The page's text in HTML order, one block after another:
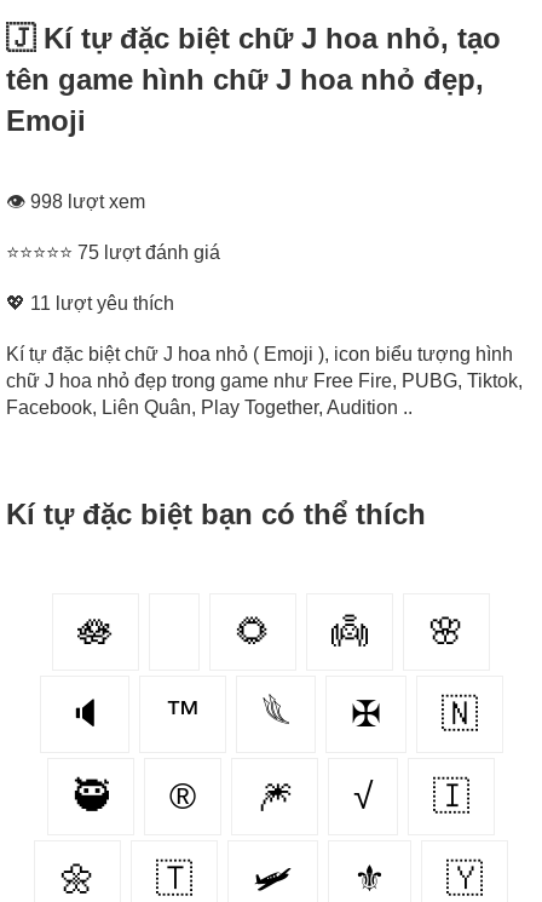
🇯‌ Kí tự đặc biệt chữ J hoa nhỏ, tạo
tên game hình chữ J hoa nhỏ đẹp,
Emoji
👁 998 lượt xem
⭐⭐⭐⭐⭐ 75 lượt đánh giá
💖 11 lượt yêu thích
Kí tự đặc biệt chữ J hoa nhỏ ( Emoji ), icon biểu tượng hình
chữ J hoa nhỏ đẹp trong game như Free Fire, PUBG, Tiktok,
Facebook, Liên Quân, Play Together, Audition ..
Kí tự đặc biệt bạn có thể thích
🪷 🌻 👼 🌸
🔈 ™️ 𓆰 ✠ 🇳‌
🥷 ®️ 🎆 √ 🇮‌
🌼 🇹‌ 🛩 ⚜ 🇾‌